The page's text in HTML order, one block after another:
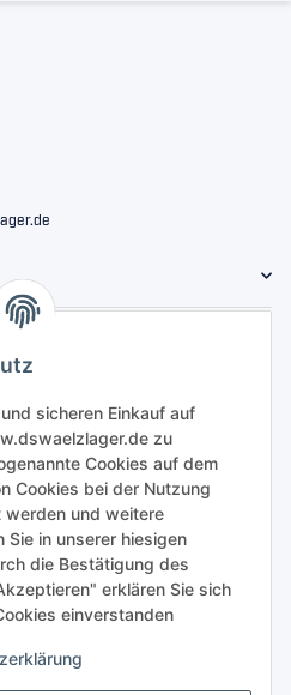
sicheren Einkauf auf
zu
Cookies auf dem
Cookies bei der Nutzung
werden und weitere
Sie in unserer hiesigen
die Bestätigung des
erklären Sie sich
einverstanden